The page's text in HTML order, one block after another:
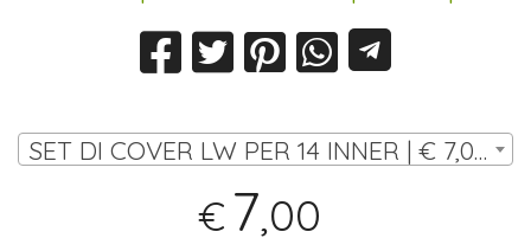
SET DI COVER LW PER 14 INNER | € 7,00
€ 7,00